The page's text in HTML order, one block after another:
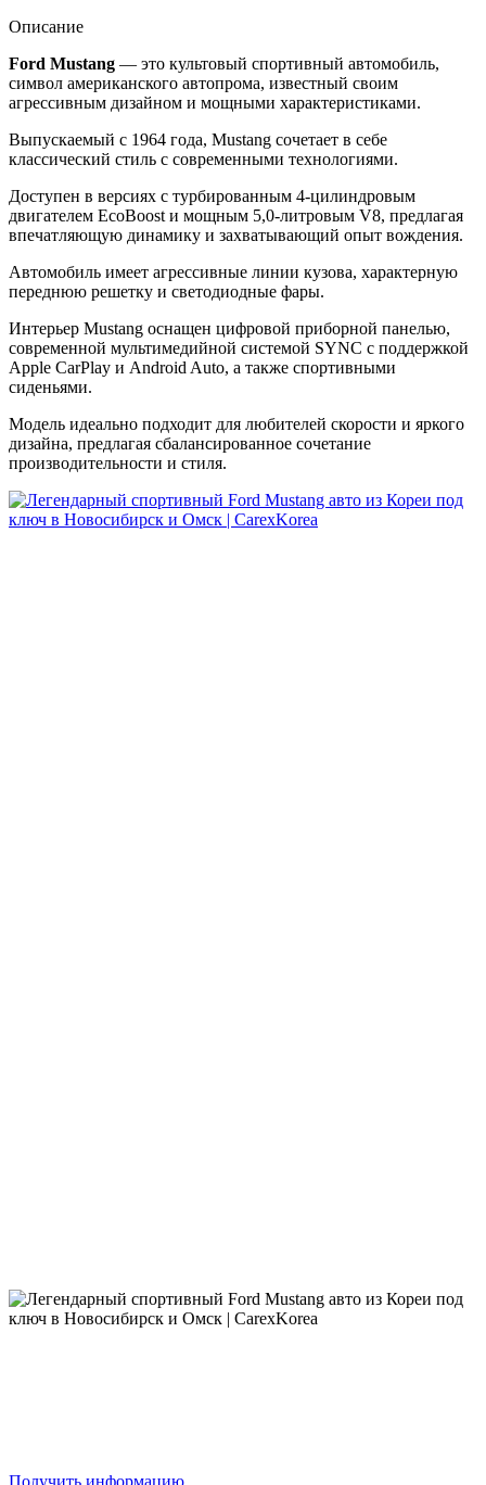
Описание
Ford Mustang — это культовый спортивный автомобиль,
символ американского автопрома, известный своим
агрессивным дизайном и мощными характеристиками.
Выпускаемый с 1964 года, Mustang сочетает в себе
классический стиль с современными технологиями.
Доступен в версиях с турбированным 4-цилиндровым
двигателем EcoBoost и мощным 5,0-литровым V8, предлагая
впечатляющую динамику и захватывающий опыт вождения.
Автомобиль имеет агрессивные линии кузова, характерную
переднюю решетку и светодиодные фары.
Интерьер Mustang оснащен цифровой приборной панелью,
современной мультимедийной системой SYNC с поддержкой
Apple CarPlay и Android Auto, а также спортивными
сиденьями.
Модель идеально подходит для любителей скорости и яркого
дизайна, предлагая сбалансированное сочетание
производительности и стиля.
Получить информацию